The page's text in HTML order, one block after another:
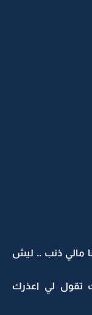
ذنب .. ليش
تقول لي اعذرك